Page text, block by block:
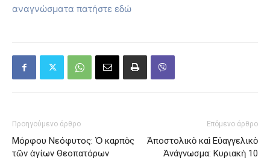
αναγνώσματα πατήστε εδώ
Προηγούμενο άρθρο
Μόρφου Νεόφυτος: Ὁ καρπὸς
τῶν ἁγίων Θεοπατόρων
Επόμενο άρθρο
Ἀποστολικὸ καὶ Εὐαγγελικὸ
Ἀνάγνωσμα: Κυριακὴ 10